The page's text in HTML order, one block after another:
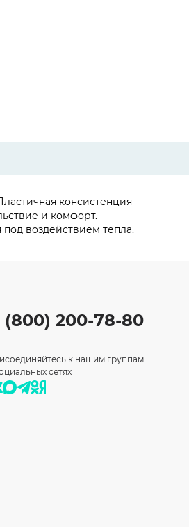
консистенция
и комфорт.
воздействием тепла.
(800) 200-78-80
к нашим группам
сетях